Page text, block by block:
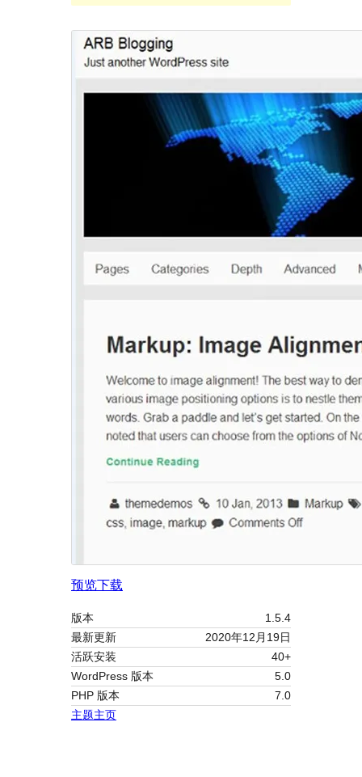
预览下载
版本
1.5.4
最新更新
2020年12月19日
活跃安装
40+
WordPress 版本
5.0
PHP 版本
7.0
主题主页